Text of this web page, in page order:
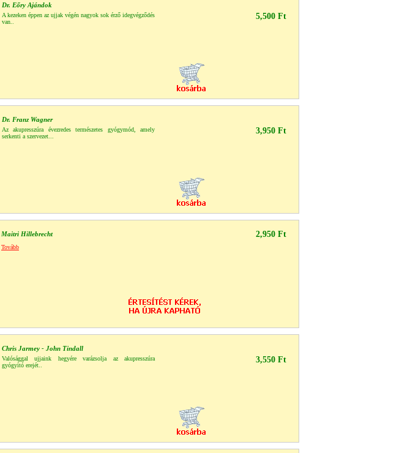
Dr. Eőry Ajándok
A kezeken éppen az ujjak végén nagyok sok érző idegvégződés
van..
5,500 Ft
Dr. Franz Wagner
Az akupresszúra évezredes természetes gyógymód, amely
serkenti a szervezet...
3,950 Ft
Maitri Hillebrecht 2,950 Ft
Tovább
Chris Jarmey - John Tindall
Valósággal ujjaink hegyére varázsolja az akupresszúra
gyógyító erejét..
3,550 Ft